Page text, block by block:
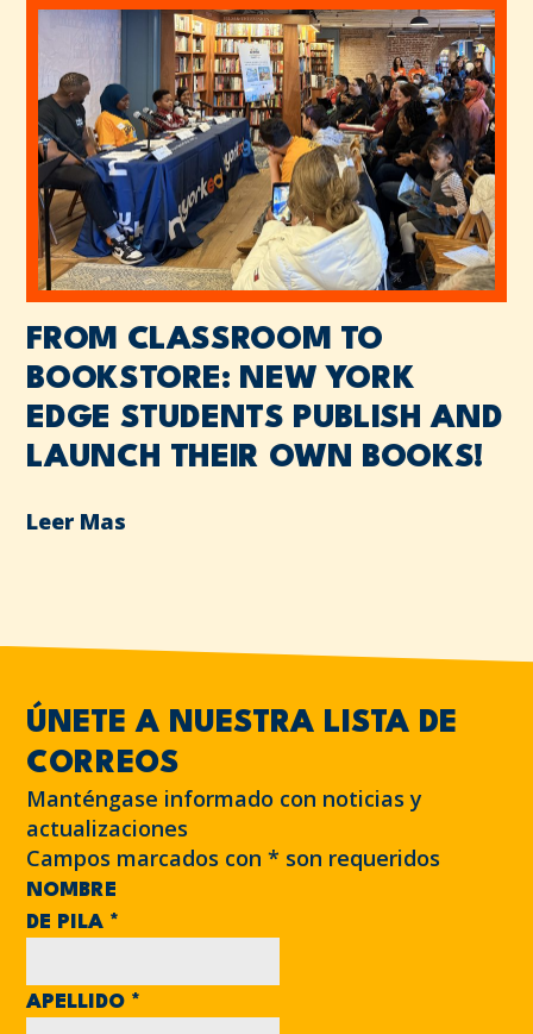
FROM CLASSROOM TO
BOOKSTORE: NEW YORK
EDGE STUDENTS PUBLISH AND
LAUNCH THEIR OWN BOOKS!
Leer Mas
ÚNETE A NUESTRA LISTA DE
CORREOS
Manténgase informado con noticias y
actualizaciones
Campos marcados con* son requeridos
NOMBRE
DE PILA *
APELLIDO *